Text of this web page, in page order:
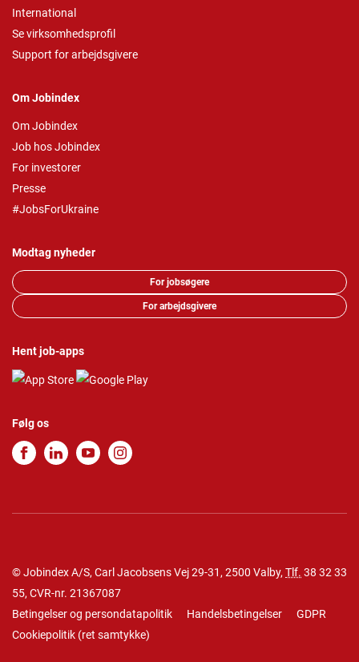
International
Se virksomhedsprofil
Support for arbejdsgivere
Om Jobindex
Om Jobindex
Job hos Jobindex
For investorer
Presse
#JobsForUkraine
Modtag nyheder
For jobsøgere
For arbejdsgivere
Hent job-apps
Følg os
© Jobindex A/S, Carl Jacobsens Vej 29-31, 2500 Valby, Tlf. 38 32 33
55, CVR-nr. 21367087
Betingelser og persondatapolitik
Handelsbetingelser
GDPR
Cookiepolitik (ret samtykke)